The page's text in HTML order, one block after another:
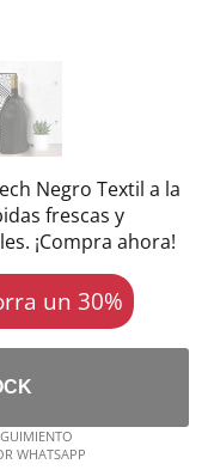
Negro Textil a la
frescas y
¡Compra ahora!
un 30%
WHATSAPP